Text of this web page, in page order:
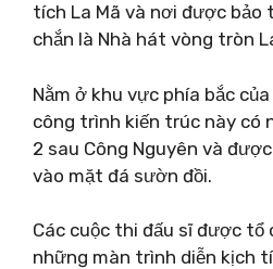
tích La Mã và nơi được
chắn là Nhà hát vòng tròn
Nằm ở khu vực phía bắc
công trình kiến ​​trúc này có
2 sau Công Nguyên và
vào mặt đá sườn đồi.
Các cuộc thi đấu sĩ được tổ
những màn trình diễn kịch